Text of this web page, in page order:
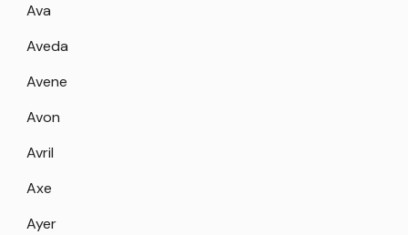
Ava
Aveda
Avene
Avon
Avril
Axe
Ayer